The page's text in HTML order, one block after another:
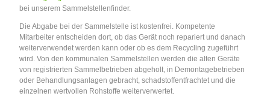
bei unserem Sammelstellenfinder.
Die Abgabe bei der Sammelstelle ist kostenfrei. Kompetente
Mitarbeiter entscheiden dort, ob das Gerät noch repariert und danach
weiterverwendet werden kann oder ob es dem Recycling zugeführt
wird. Von den kommunalen Sammelstellen werden die alten Geräte
von registrierten Sammelbetrieben abgeholt, in Demontagebetrieben
oder Behandlungsanlagen gebracht, schadstoffentfrachtet und die
einzelnen wertvollen Rohstoffe weiterverwertet.